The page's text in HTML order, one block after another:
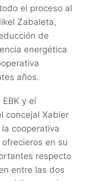
el proceso al
Zabaleta,
de
energética
años.
y el
concejal Xabier
cooperativa
en su
respecto
entre las dos